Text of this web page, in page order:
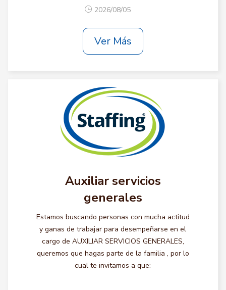
2026/08/05
Ver Más
Auxiliar servicios
generales
Estamos buscando personas con mucha actitud
y ganas de trabajar para desempeñarse en el
cargo de AUXILIAR SERVICIOS GENERALES,
queremos que hagas parte de la familia , por lo
cual te invitamos a que: